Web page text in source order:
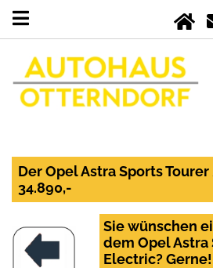
Der Opel Astra Sports
34.890,-
Sie wünschen
dem Opel
Electric? Gerne!